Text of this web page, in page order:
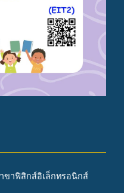
ขาฟิสิกส์อิเล็กทรอนิกส์